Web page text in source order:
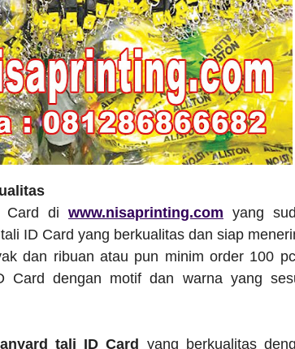
Card di www.nisaprinting.com yang
ID Card yang berkualitas dan siap
dan ribuan atau pun minim order 100
Card dengan motif dan warna yang
lanyard tali ID Card yang berkualitas